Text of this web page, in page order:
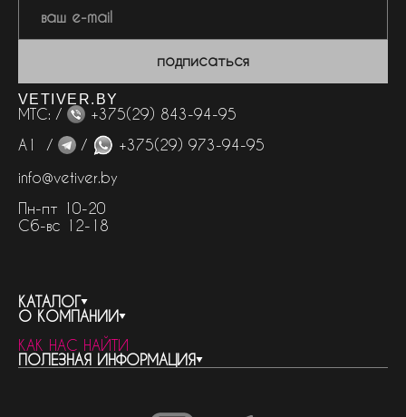
подписаться
VETIVER.BY
МТС: /
+375(29) 843-94-95
А1 /
/
+375(29) 973-94-95
info@vetiver.by
Пн-пт 10-20
Сб-вс 12-18
КАТАЛОГ
весь каталог
бренды
женская парфюмерия
О КОМПАНИИ
контакты
о компании
КАК НАС НАЙТИ
ПОЛЕЗНАЯ ИНФОРМАЦИЯ